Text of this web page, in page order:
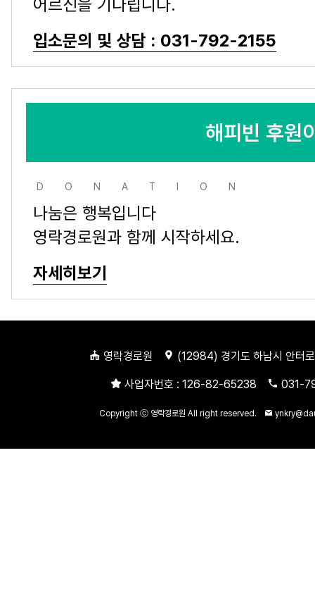
입소문의 및 상담 : 031-792-2155
해피빈 후원
DONATION
나눔은 행복입니다
영락경로원과 함께 시작하세요.
자세히보기
영락경로원 (12984) 경기도 하남시 안
사업자번호 : 126-82-65238 031-
Copyright ⓒ 영락경로원 All right reserved.